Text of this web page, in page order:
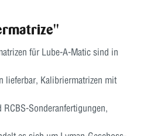
für Lube-A-Matic sind in
lieferbar, Kalibriermatrizen mit
Sonderanfertigungen,